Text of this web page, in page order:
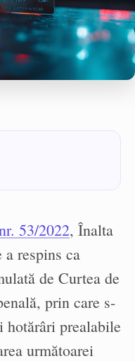
53/2022, Înalta
respins ca
de Curtea de
prin care s-
hotărâri prealabile
următoarei